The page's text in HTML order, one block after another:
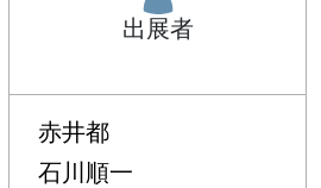
出展者
赤井都
石川順一